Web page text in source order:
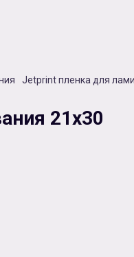
Jetprint пленка для
21х30